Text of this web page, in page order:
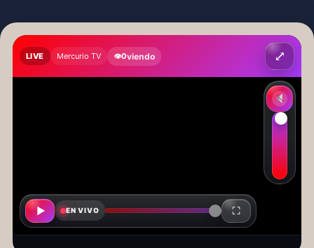
LIVE Mercurio TV 👁0viendo ⤢
Activar
▶ EN VIVO ⛶